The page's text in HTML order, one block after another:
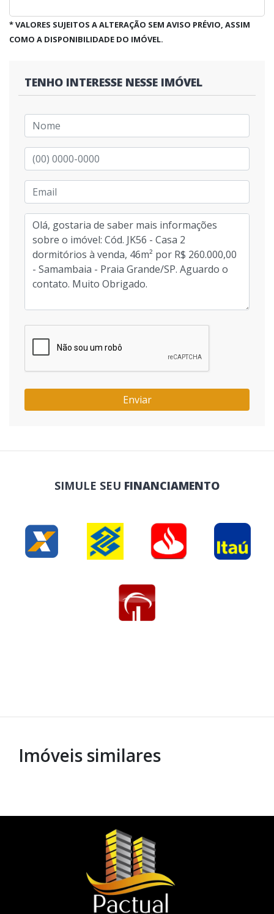
* VALORES SUJEITOS A ALTERAÇÃO SEM AVISO PRÉVIO, ASSIM
COMO A DISPONIBILIDADE DO IMÓVEL.
TENHO INTERESSE NESSE IMÓVEL
Enviar
SIMULE SEU FINANCIAMENTO
Imóveis similares